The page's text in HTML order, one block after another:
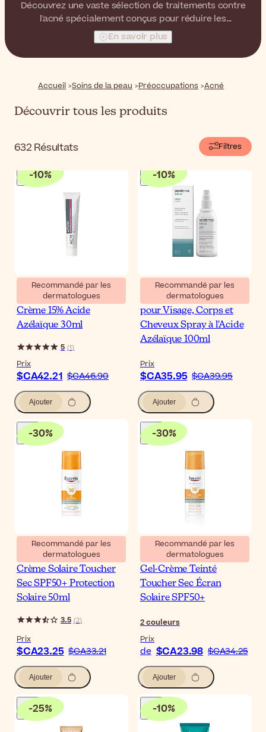
Découvrez une vaste sélection de traitements contre
l'acné spécialement conçus pour réduire les
imperfections et l'excès de sébum ainsi que pour aider
à équilibrer la peau.
En savoir plus
Accueil Soins de la peau Préoccupations Acné
Découvrir tous les produits
632 Résultats Filtres
-10%
Recommandé par les
dermatologues
ACM Laboratoire Azéane
Crème 15% Acide
Azélaïque 30ml
5 (1)
Prix
$CA42.21 $CA46.90
Ajouter
-10%
Recommandé par les
dermatologues
Sesderma Azelac Lotion
pour Visage, Corps et
Cheveux Spray à l'Acide
Azélaïque 100ml
Prix
$CA35.95 $CA39.95
Ajouter
-30%
Recommandé par les
dermatologues
Eucerin Oil Control Gel-
Crème Solaire Toucher
Sec SPF50+ Protection
Solaire 50ml
3.5 (2)
Prix
$CA23.25 $CA33.21
Ajouter
-30%
Recommandé par les
dermatologues
Eucerin Sun Oil Control
Gel-Crème Teinté
Toucher Sec Écran
Solaire SPF50+
2couleurs
Prix
de $CA23.98 $CA34.25
Ajouter
-25% -10%